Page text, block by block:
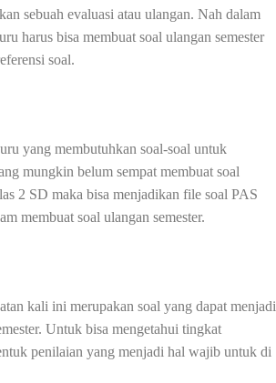
sebuah evaluasi atau ulangan. Nah dalam
harus bisa membuat soal ulangan semester
soal.
yang membutuhkan soal-soal untuk
mungkin belum sempat membuat soal
2 SD maka bisa menjadikan file soal PAS
membuat soal ulangan semester.
kali ini merupakan soal yang dapat menjadi
Untuk bisa mengetahui tingkat
penilaian yang menjadi hal wajib untuk di